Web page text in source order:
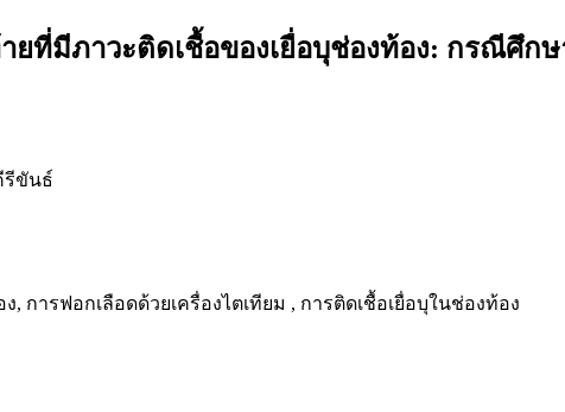
ยที่มีภาวะติดเชื้อของเยื่อบุช่องท้อง: กรณีศึกษ
รีขันธ์
การฟอกเลือดด้วยเครื่องไตเทียม , การติดเชื้อเยื่อบุในช่องท้อง